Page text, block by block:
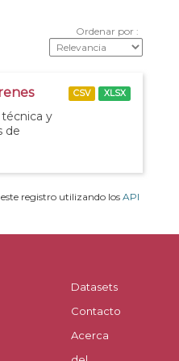
Ordenar por
y
de
CSV XLSX
registro utilizando losAPI
Datasets
Contacto
Acerca